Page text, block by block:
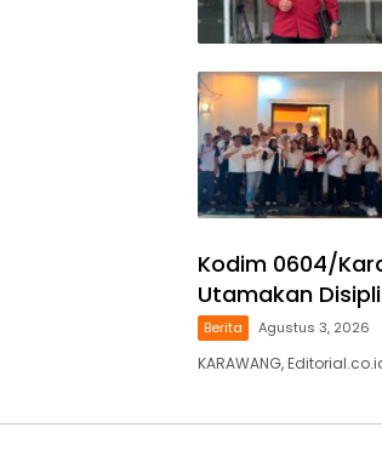
Kodim 0604/
Utamakan
Berita Agustus 3, 2026
KARAWANG,